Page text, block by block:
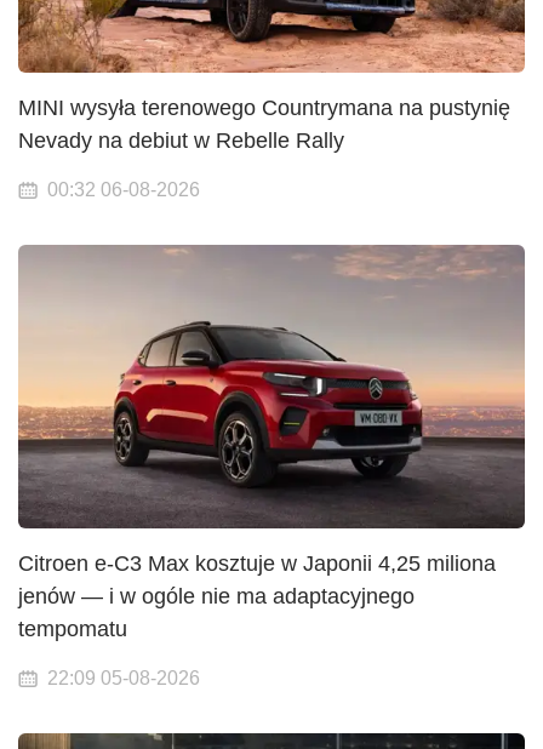
MINI wysyła terenowego Countrymana na pustynię
Nevady na debiut w Rebelle Rally
00:32 06-08-2026
Citroen e-C3 Max kosztuje w Japonii 4,25 miliona
jenów — i w ogóle nie ma adaptacyjnego
tempomatu
22:09 05-08-2026